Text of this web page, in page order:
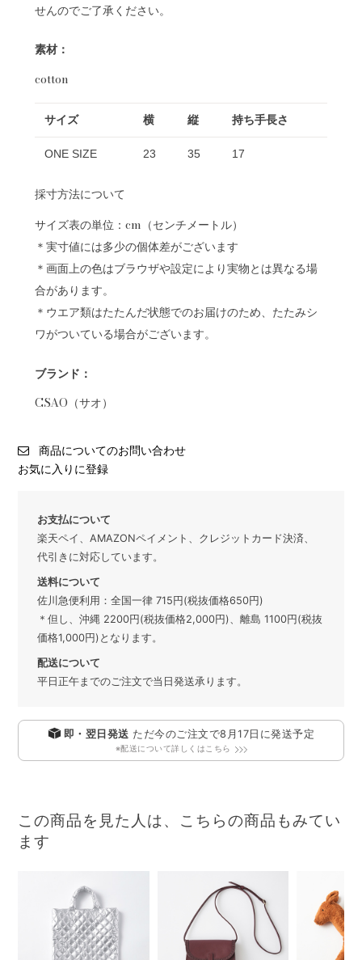
せんのでご了承ください。
素材：
cotton
サイズ 横 縦 持ち手長さ
ONE SIZE 23 35 17
採寸方法について
サイズ表の単位：cm（センチメートル）
＊実寸値には多少の個体差がございます
＊画面上の色はブラウザや設定により実物とは異なる場
合があります。
＊ウエア類はたたんだ状態でのお届けのため、たたみシ
ワがついている場合がございます。
ブランド：
CSAO（サオ）
商品についてのお問い合わせ
お気に入りに登録
お支払について
楽天ペイ、AMAZONペイメント、クレジットカード決済、
代引きに対応しています。
送料について
佐川急便利用：全国一律 715円(税抜価格650円)
＊但し、沖縄 2200円(税抜価格2,000円)、離島 1100円(税抜
価格1,000円)となります。
配送について
平日正午までのご注文で当日発送承ります。
即・翌日発送 ただ今のご注文で8月17日 に発送予定
※配送について詳しくはこちら
この商品を見た人は、こちらの商品もみてい
ます